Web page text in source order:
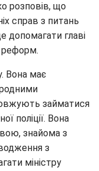
розповів, що
справ з питань
допомагати главі
реформ.
Вона має
займатися
поліції. Вона
знайома з
з
міністру